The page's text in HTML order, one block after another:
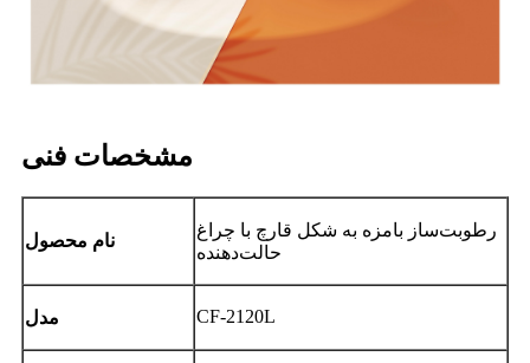
مشخصات فنی
نام محصول
رطوبت‌ساز بامزه به شکل قارچ با چراغ
حالت‌دهنده
مدل CF-2120L